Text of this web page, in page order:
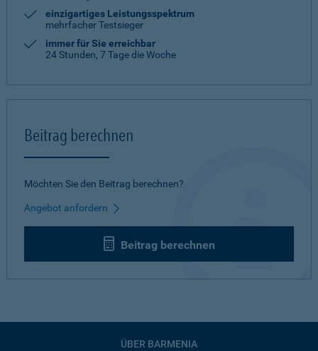
einzigartiges Leistungsspektrum
mehrfacher Testsieger
immer für Sie erreichbar
24 Stunden, 7 Tage die Woche
Beitrag berechnen
Möchten Sie den Beitrag berechnen?
Angebot anfordern
Beitrag berechnen
ÜBER BARMENIA